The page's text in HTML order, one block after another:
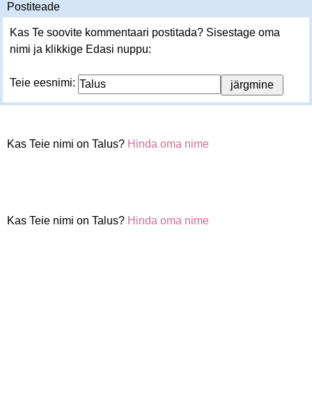
Postiteade
Kas Te soovite kommentaari postitada? Sisestage oma
nimi ja klikkige Edasi nuppu:
Teie eesnimi:
Kas Teie nimi on Talus? Hinda oma nime
Kas Teie nimi on Talus? Hinda oma nime